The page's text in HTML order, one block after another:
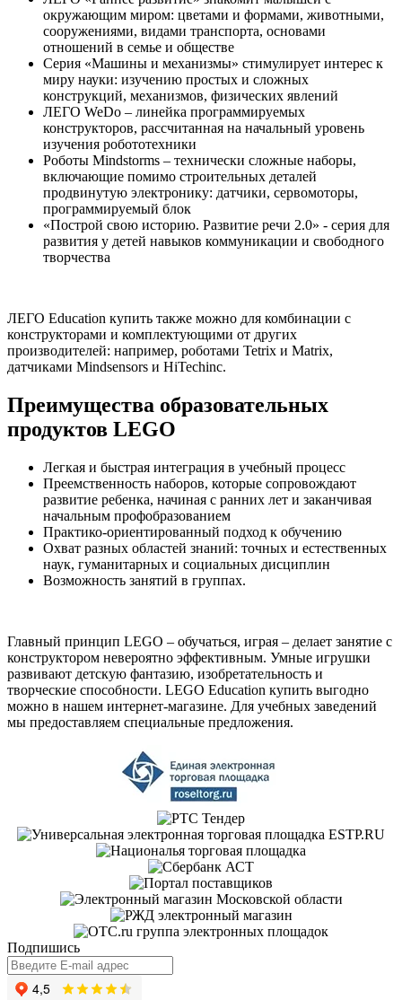
окружающим миром: цветами и формами, животными,
сооружениями, видами транспорта, основами
отношений в семье и обществе
Серия «Машины и механизмы» стимулирует интерес к
миру науки: изучению простых и сложных
конструкций, механизмов, физических явлений
ЛЕГО WeDo – линейка программируемых
конструкторов, рассчитанная на начальный уровень
изучения робототехники
Роботы Mindstorms – технически сложные наборы,
включающие помимо строительных деталей
продвинутую электронику: датчики, сервомоторы,
программируемый блок
«Построй свою историю. Развитие речи 2.0» - серия для
развития у детей навыков коммуникации и свободного
творчества
ЛЕГО Education купить также можно для комбинации с
конструкторами и комплектующими от других
производителей: например, роботами Tetrix и Matrix,
датчиками Mindsensors и HiTechinc.
Преимущества образовательных
продуктов LEGO
Легкая и быстрая интеграция в учебный процесс
Преемственность наборов, которые сопровождают
развитие ребенка, начиная с ранних лет и заканчивая
начальным профобразованием
Практико-ориентированный подход к обучению
Охват разных областей знаний: точных и естественных
наук, гуманитарных и социальных дисциплин
Возможность занятий в группах.
Главный принцип LEGO – обучаться, играя – делает занятие с
конструктором невероятно эффективным. Умные игрушки
развивают детскую фантазию, изобретательность и
творческие способности. LEGO Education купить выгодно
можно в нашем интернет-магазине. Для учебных заведений
мы предоставляем специальные предложения.
Подпишись